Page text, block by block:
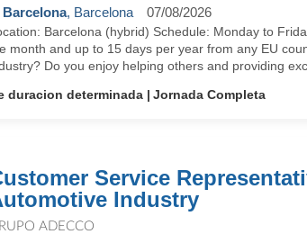
Barcelona, Barcelona 07/08/2026
Barcelona (hybrid) Schedule: Monday to
month and up to 15 days per year from any EU
Do you enjoy helping others and providing
duracion determinada
Jornada Completa
Service
Industry
ADECCO